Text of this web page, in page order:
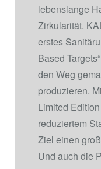
lebenslange
Zirkularität.
erstes
Based
den Weg
produzieren.
Limited
reduziertem
Ziel einen
Und auch die